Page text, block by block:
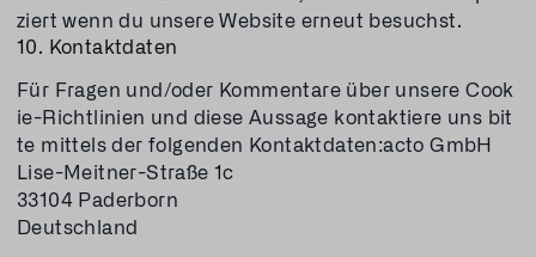
ziert wenn du unsere Website erneut besuchst.
10. Kontaktdaten
Für Fragen und/oder Kommentare über unsere Cook
ie-Richtlinien und diese Aussage kontaktiere uns bit
te mittels der folgenden Kontaktdaten:acto GmbH
Lise-Meitner-Straße 1c
33104 Paderborn
Deutschland